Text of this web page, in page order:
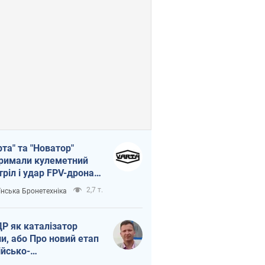
та "Новатор"
кулеметний
і удар FPV-дрона,
життя
ЗСУ
Бронетехніка 2,7 т.
як каталізатор
або Про новий етап